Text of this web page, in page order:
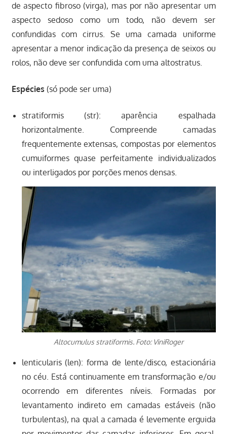
de aspecto fibroso (virga), mas por não apresentar um
aspecto sedoso como um todo, não devem ser
confundidas com cirrus. Se uma camada uniforme
apresentar a menor indicação da presença de seixos ou
rolos, não deve ser confundida com uma altostratus.
Espécies (só pode ser uma)
stratiformis (str): aparência espalhada
horizontalmente. Compreende camadas
frequentemente extensas, compostas por elementos
cumuiformes quase perfeitamente individualizados
ou interligados por porções menos densas.
Altocumulus stratiformis. Foto: ViniRoger
lenticularis (len): forma de lente/disco, estacionária
no céu. Está continuamente em transformação e/ou
ocorrendo em diferentes níveis. Formadas por
levantamento indireto em camadas estáveis (não
turbulentas), na qual a camada é levemente erguida